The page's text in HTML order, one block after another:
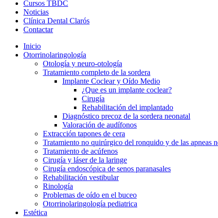
Cursos TBDC
Noticias
Clínica Dental Clarós
Contactar
Inicio
Otorrinolaringología
Otología y neuro-otología
Tratamiento completo de la sordera
Implante Coclear y Oído Medio
¿Que es un implante coclear?
Cirugía
Rehabilitación del implantado
Diagnóstico precoz de la sordera neonatal
Valoración de audífonos
Extracción tapones de cera
Tratamiento no quirúrgico del ronquido y de las apneas
Tratamiento de acúfenos
Cirugía y láser de la laringe
Cirugía endoscópica de senos paranasales
Rehabilitación vestibular
Rinología
Problemas de oído en el buceo
Otorrinolaringología pediatrica
Estética